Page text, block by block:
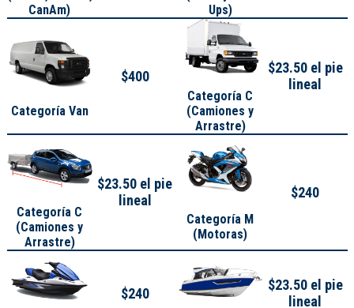
CanAm)
Ups)
Categoría Van
$400
Categoría C
(Camiones y
Arrastre)
$23.50 el pie
lineal
Categoría C
(Camiones y
Arrastre)
$23.50 el pie
lineal
Categoría M
(Motoras)
$240
$240
$23.50 el pie
lineal